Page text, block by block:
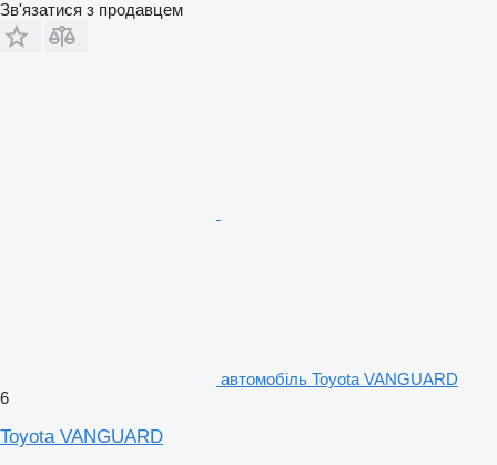
Зв'язатися з продавцем
автомобіль Toyota VANGUARD
6
Toyota VANGUARD